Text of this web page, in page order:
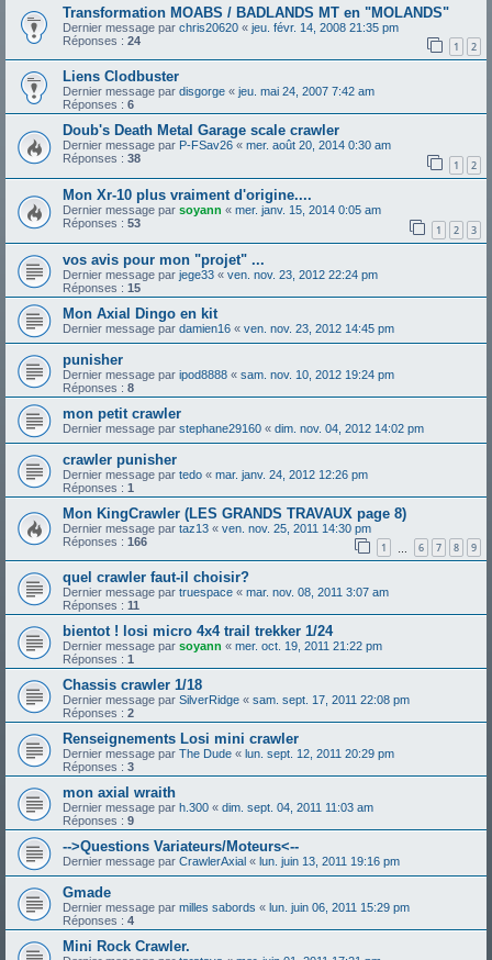
Transformation MOABS / BADLANDS MT en "MOLANDS"
Dernier message par chris20620 « jeu. févr. 14, 2008 21:35 pm
Réponses : 24 1 2
Liens Clodbuster
Dernier message par disgorge « jeu. mai 24, 2007 7:42 am
Réponses : 6
Doub's Death Metal Garage scale crawler
Dernier message par P-FSav26 « mer. août 20, 2014 0:30 am
Réponses : 38 1 2
Mon Xr-10 plus vraiment d'origine....
Dernier message par soyann « mer. janv. 15, 2014 0:05 am
Réponses : 53 1 2 3
vos avis pour mon "projet" ...
Dernier message par jege33 « ven. nov. 23, 2012 22:24 pm
Réponses : 15
Mon Axial Dingo en kit
Dernier message par damien16 « ven. nov. 23, 2012 14:45 pm
punisher
Dernier message par ipod8888 « sam. nov. 10, 2012 19:24 pm
Réponses : 8
mon petit crawler
Dernier message par stephane29160 « dim. nov. 04, 2012 14:02 pm
crawler punisher
Dernier message par tedo « mar. janv. 24, 2012 12:26 pm
Réponses : 1
Mon KingCrawler (LES GRANDS TRAVAUX page 8)
Dernier message par taz13 « ven. nov. 25, 2011 14:30 pm
Réponses : 166 1 6 7 8 9
quel crawler faut-il choisir?
Dernier message par truespace « mar. nov. 08, 2011 3:07 am
Réponses : 11
bientot ! losi micro 4x4 trail trekker 1/24
Dernier message par soyann « mer. oct. 19, 2011 21:22 pm
Réponses : 1
Chassis crawler 1/18
Dernier message par SilverRidge « sam. sept. 17, 2011 22:08 pm
Réponses : 2
Renseignements Losi mini crawler
Dernier message par The Dude « lun. sept. 12, 2011 20:29 pm
Réponses : 3
mon axial wraith
Dernier message par h.300 « dim. sept. 04, 2011 11:03 am
Réponses : 9
-->Questions Variateurs/Moteurs<--
Dernier message par CrawlerAxial « lun. juin 13, 2011 19:16 pm
Gmade
Dernier message par milles sabords « lun. juin 06, 2011 15:29 pm
Réponses : 4
Mini Rock Crawler.